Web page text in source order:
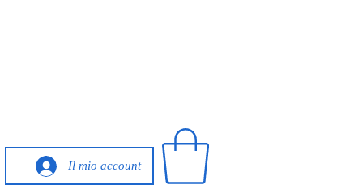
Il mio account